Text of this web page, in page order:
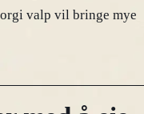
valp vil bringe mye